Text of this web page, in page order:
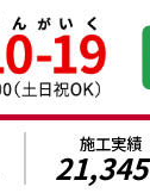
施工実績
21,345